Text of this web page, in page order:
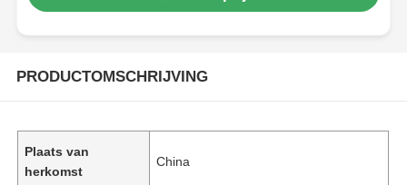
PRODUCTOMSCHRIJVING
Plaats van
herkomst
China